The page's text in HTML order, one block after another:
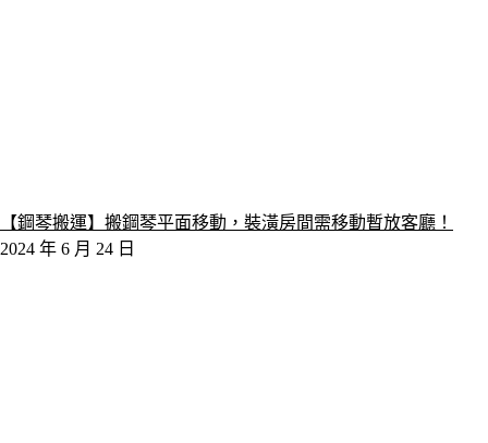
【鋼琴搬運】搬鋼琴平面移動，裝潢房間需移動暫放客廳！
2024 年 6 月 24 日